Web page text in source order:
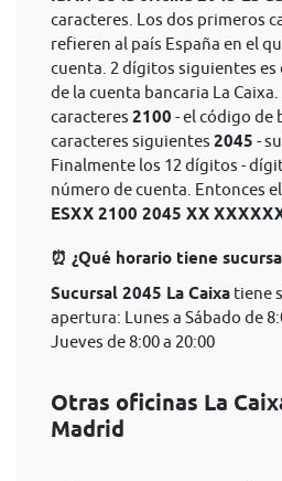
caracteres. Los dos primeros
refieren al país España en el
cuenta. 2 dígitos siguientes
de la cuenta bancaria La
caracteres 2100 - el código de
caracteres siguientes 2045 -
Finalmente los 12 dígitos -
número de cuenta. Entonces
ESXX 2100 2045 XX
⏰ ¿Qué horario tiene
Sucursal 2045 La Caixa tiene
apertura: Lunes a Sábado de
Jueves de 8:00 a 20:00
Otras oficinas La
Madrid